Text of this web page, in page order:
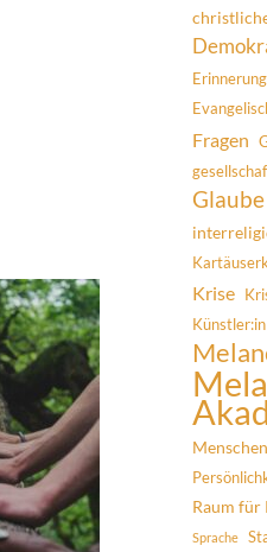
Fragen
Glaube
Krise
Künstler:in
Raum für
Sprache